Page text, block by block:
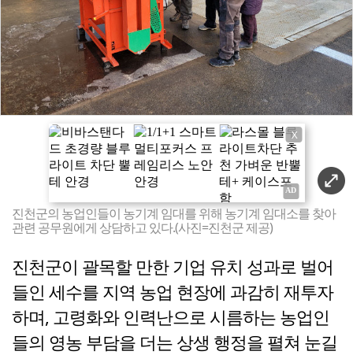
X
진천군의 농업인들이 농기계 임대를 위해 농기계 임대소를 찾아
관련 공무원에게 상담하고 있다.(사진=진천군 제공)
진천군이 괄목할 만한 기업 유치 성과로 벌어
들인 세수를 지역 농업 현장에 과감히 재투자
하며, 고령화와 인력난으로 시름하는 농업인
들의 영농 부담을 더는 상생 행정을 펼쳐 눈길